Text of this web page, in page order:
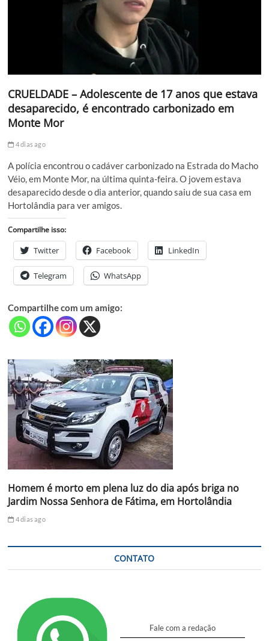
CRUELDADE – Adolescente de 17 anos que estava
desaparecido, é encontrado carbonizado em
Monte Mor
4 dias ago
A polícia encontrou o cadáver carbonizado na Estrada do Macho
Véio, em Monte Mor, na última quinta-feira. O jovem estava
desaparecido desde o dia anterior, quando saiu de sua casa em
Hortolândia para ver amigos.
Compartilhe isso:
Twitter Facebook LinkedIn
Telegram WhatsApp
Compartilhe com um amigo:
Homem é morto em plena luz do dia após briga no
Jardim Nossa Senhora de Fátima, em Hortolândia
4 dias ago
CONTATO
Fale com a redação